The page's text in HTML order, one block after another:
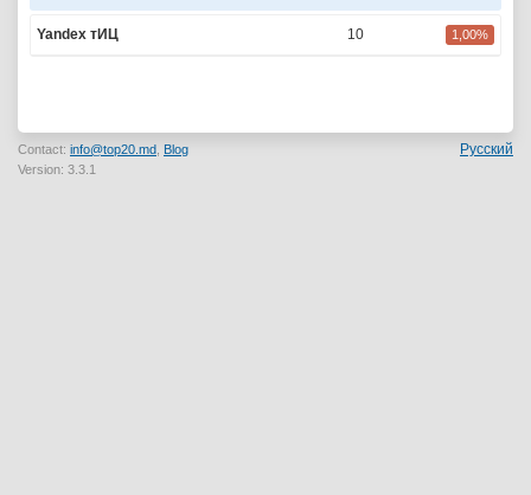
Yandex тИЦ 10 1,00%
Contact: info@top20.md Blog
Version: 3.3.1
Русский